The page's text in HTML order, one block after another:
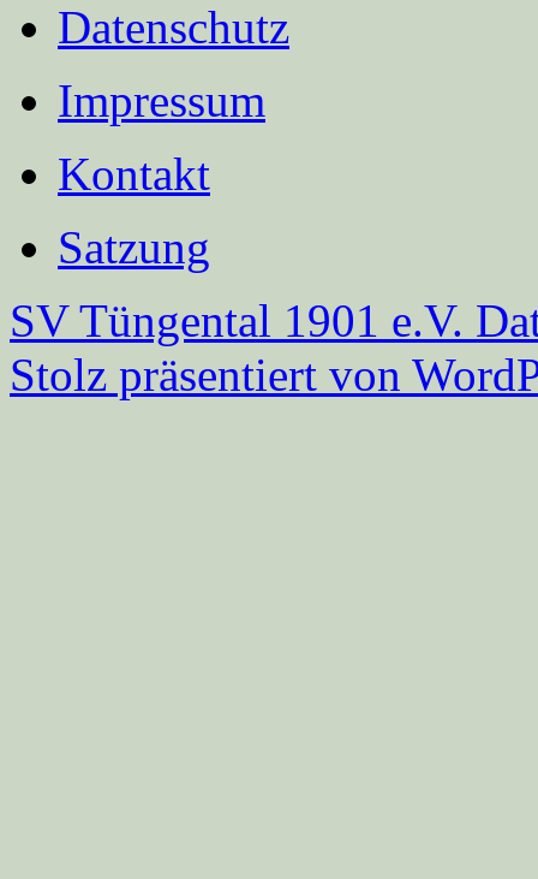
Datenschutz
Impressum
Kontakt
Satzung
SV Tüngental 1901 e.V.
Stolz präsentiert von